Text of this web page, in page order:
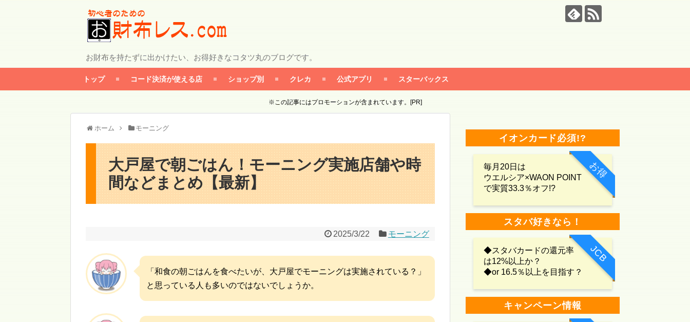
お財布を持たずに出かけたい、お得好きなコタツ丸のブログです。
トップ コード決済が使える店 ショップ別 クレカ 公式アプリ スターバックス
※この記事にはプロモーションが含まれています。[PR]
ホーム モーニング
大戸屋で朝ごはん！モーニング実施店舗や時
間などまとめ【最新】
2025/3/22 モーニング
「和食の朝ごはんを食べたいが、大戸屋でモーニングは実施されている？」
と思っている人も多いのではないでしょうか。
イオンカード必須!?
お得
毎月20日は
ウエルシア×WAON POINT
で実質33.3％オフ!?
スタバ好きなら！
JCB
◆スタバカードの還元率
は12%以上か？
◆or 16.5％以上を目指す？
キャンペーン情報